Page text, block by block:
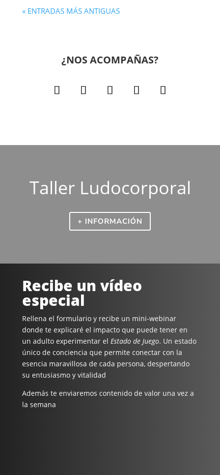
« ENTRADAS MÁS ANTIGUAS
¿NOS ACOMPAÑAS?
Taller Ludocorporal
+ INFORMACIÓN
Recibe un vídeo
especial
Rellena el formulario y recibe un mini-webinar
donde te explicaré el impacto que puede tener en
un adulto experimentar el Estado de Juego. Un estado
único de conciencia que permite conectar con la
esencia maravillosa de cada persona, despertando
su entusiasmo y vitalidad
Además te enviaremos contenido de valor una vez a
la semana